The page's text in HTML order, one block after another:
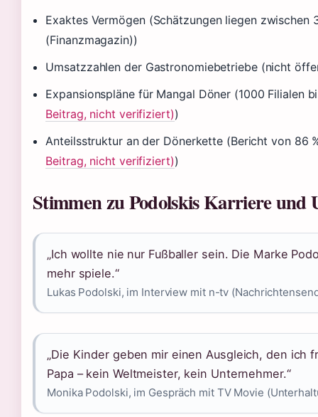
Exaktes Vermögen (Schätzungen liegen
(Finanzmagazin))
Umsatzzahlen der Gastronomiebetriebe (nicht
Expansionspläne für Mangal Döner (1000 Filialen
Beitrag, nicht verifiziert))
Anteilsstruktur an der Dönerkette (Bericht von 86
Beitrag, nicht verifiziert))
Stimmen zu Podolskis Karriere und
„Ich wollte nie nur Fußballer sein. Die Marke
mehr spiele.“
Lukas Podolski, im Interview mit n-tv
„Die Kinder geben mir einen Ausgleich, den ich
Papa – kein Weltmeister, kein Unternehmer.“
Monika Podolski, im Gespräch mit TV Movie